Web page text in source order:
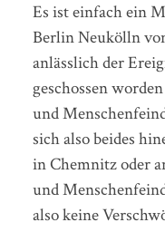
Es ist einfach ein
Berlin Neukölln
anlässlich der
geschossen
und
sich also beides
in Chemnitz oder
und
also keine